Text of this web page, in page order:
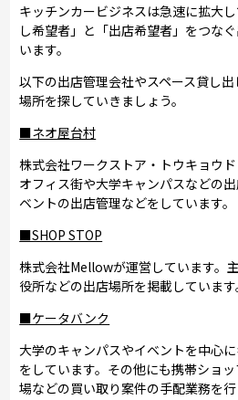
キッチンカービジネスは急速に拡大
し希望者」と「出店希望者」をつな
います。
以下の出店管理会社やスペース貸し
場所を探していきましょう。
■ネオ屋台村
株式会社ワークストア・トウキョウ
オフィス街や大学キャンパスなどの
ベントの出店管理などをしています。
■SHOP STOP
株式会社Mellowが運営しています。
役所などの出店場所を掲載しています
■ケータバンク
大学のキャンパスやイベントを中心
をしています。その他にも携帯ショ
場などの買い取り案件の手配業務を行